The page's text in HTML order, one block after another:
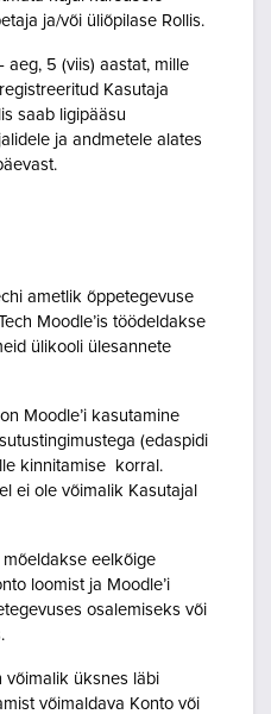
ja/või üliõpilase Rollis.
aeg, 5 (viis) aastat, mille
Kasutaja
saab ligipääsu
ja andmetele alates
ametlik õppetegevuse
Moodle’is töödeldakse
ülikooli ülesannete
Moodle’i kasutamine
(edaspidi
kinnitamise korral.
ei ole võimalik Kasutajal
mõeldakse eelkõige
loomist ja Moodle’i
osalemiseks või
võimalik üksnes läbi
võimaldava Konto või